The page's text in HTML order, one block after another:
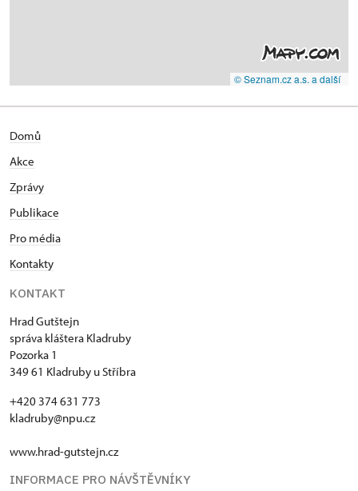
© Seznam.cz a.s. a další
Domů
Akce
Zprávy
Publikace
Pro média
Kontakty
KONTAKT
Hrad Gutštejn
správa kláštera Kladruby
Pozorka 1
349 61 Kladruby u Stříbra
+420 374 631 773
kladruby@npu.cz
www.hrad-gutstejn.cz
INFORMACE PRO NÁVŠTĚVNÍKY